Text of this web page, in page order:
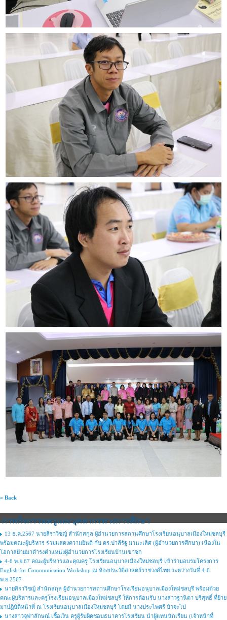
« Back
ภาพกิจกรรมครูและบุคลากรทางการศึกษา
13 ธ.ค.2567 นายสิราวิชญ์ สำนักสกุล ผู้อำนวยการสถานศึกษาโรงเรียนอนุบาลเมืองใหม่ชลบุรี
พร้อมคณะผู้บริหาร ร่วมแสดงความยินดี กับ ดร.ปาลีรัฐ มานะเลิศ (ผู้อำนวยการศึกษา) เนื่องใน
โอกาสย้ายมาดำรงตำแหน่งผู้อำนวยการโรงเรียนบ้านเขาซก
4-6 พ.ย.67 คณะผู้บริหารและคุณครู โรงเรียนอนุบาลเมืองใหม่ชลบุรี เข้าร่วมอบรมโครงการ
English for Communication Workshop ณ ห้องประวัติสาสตร์ราชวงศ์ไทย ระหว่างวันที่ 4-6
พ.ย.2567
นายสิราวิชญ์ สำนักสกุล ผู้อำนวยการสถานศึกษาโรงเรียนอนุบาลเมืองใหม่ชลบุรี พร้อมด้วย
คณะผู้บริหารและครูโรงเรียนอนุบาลเมืองใหม่ชลบุรี ให้การต้อนรับ นางสาวฐานิตา บริสุทธิ์ ที่ย้าย
มาปฎิบัติหน้าที่ ณ โรงเรียนอนุบาลเมืองใหม่ชลบุรี โดยมี นางประไพศรี บัวจะโป
นางสาวจุฬาลักษณ์ เชื้อเงิน ครูผู้รับผิดชอบธนาคารโรงเรียน นำผู้แทนนักเรียน (เจ้าหน้าที่